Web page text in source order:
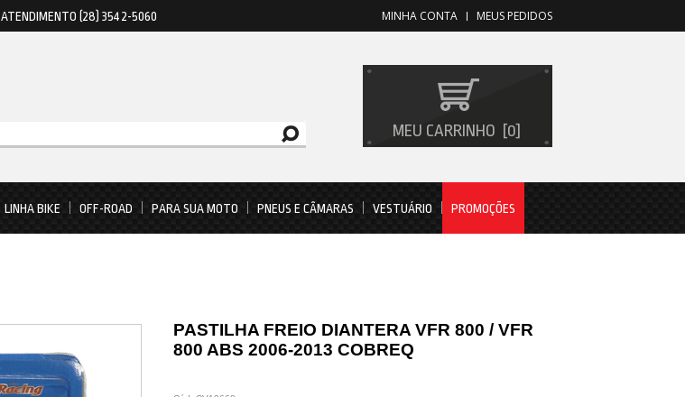
ATENDIMENTO (28) 3542-5060 MEUS PEDIDOS
MINHA CONTA
MEU CARRINHO 0
LINHA BIKE OFF-ROAD PARA SUA MOTO PNEUS E CÂMARAS VESTUÁRIO PROMOÇÕES
PASTILHA FREIO DIANTERA VFR 800 / VFR
800 ABS 2006-2013 COBREQ